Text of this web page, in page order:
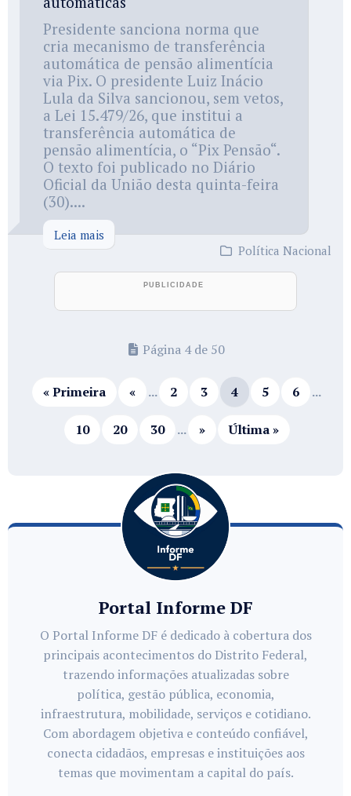
Presidente sanciona norma que
cria mecanismo de transferência
automática de pensão alimentícia
via Pix. O presidente Luiz Inácio
Lula da Silva sancionou, sem vetos,
a Lei 15.479/26, que institui a
transferência automática de
pensão alimentícia, o “Pix Pensão“.
O texto foi publicado no Diário
Oficial da União desta quinta-feira
(30)....
Leia mais
Política Nacional
Página 4 de 50
« Primeira « ... 2 3 4 5 6 ...
10 20 30 ... » Última »
Portal Informe DF
O Portal Informe DF é dedicado à cobertura dos
principais acontecimentos do Distrito Federal,
trazendo informações atualizadas sobre
política, gestão pública, economia,
infraestrutura, mobilidade, serviços e cotidiano.
Com abordagem objetiva e conteúdo confiável,
conecta cidadãos, empresas e instituições aos
temas que movimentam a capital do país.